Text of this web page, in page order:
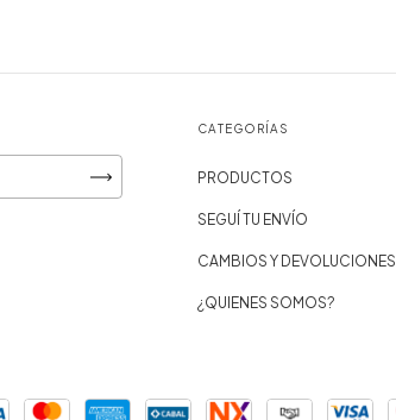
CATEGORÍAS
PRODUCTOS
SEGUÍ TU ENVÍO
CAMBIOS Y DEVOLUCIONES
¿QUIENES SOMOS?